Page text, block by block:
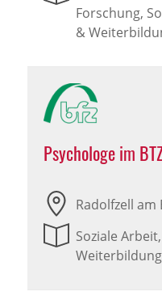
Forschung,
&
Psychologe im
Radolfzell am
Soziale
Weiterbildung